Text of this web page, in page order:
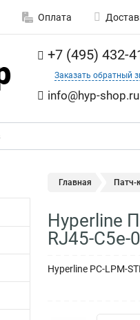
Оплата
+7 (495) 432-
Заказать обратный
info@hyp-shop.ru
Главная Патч-
Hyperline
RJ45-C5e-
Hyperline PC-LPM-